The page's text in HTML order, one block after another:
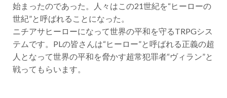
始まったのであった。人々はこの21世紀を“ヒーローの
世紀”と呼ばれることになった。
ニチアサヒーローになって世界の平和を守るTRPGシス
テムです。PLの皆さんは“ヒーロー”と呼ばれる正義の超
人となって世界の平和を脅かす超常犯罪者“ヴィラン”と
戦ってもらいます。